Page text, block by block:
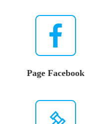
Page Facebook